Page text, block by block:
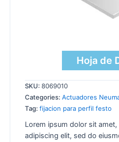
Hoja de
SKU: 8069010
Categories: Actuadores
Tag: fijacion para perfil festo
Lorem ipsum dolor sit
adipiscing elit, sed do